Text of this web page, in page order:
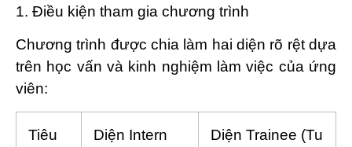
1. Điều kiện tham gia chương trình
Chương trình được chia làm hai diện rõ rệt dựa
trên học vấn và kinh nghiệm làm việc của ứng
viên:
Tiêu
Diện Intern
Diện Trainee (Tu